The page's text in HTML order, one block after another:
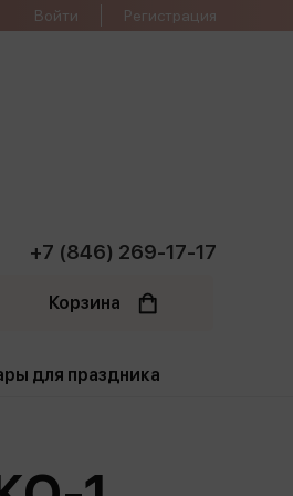
Войти Регистрация
+7 (846) 269-17-17
Корзина
для праздника